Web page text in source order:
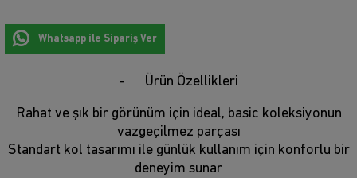
Whatsapp ile Sipariş Ver
Ürün Özellikleri
Rahat ve şık bir görünüm için ideal, basic koleksiyonun
vazgeçilmez parçası
Standart kol tasarımı ile günlük kullanım için konforlu bir
deneyim sunar